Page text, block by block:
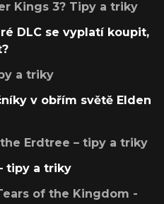
Kings 3? Tipy a triky
DLC se vyplatí koupit,
a triky
v obřím světě Elden
Erdtree – tipy a triky
tipy a triky
of the Kingdom -